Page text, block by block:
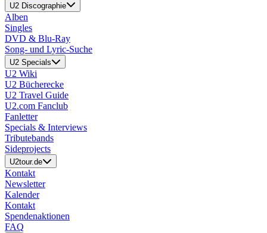
U2 Discographie
Alben
Singles
DVD & Blu-Ray
Song- und Lyric-Suche
U2 Specials
U2 Wiki
U2 Bücherecke
U2 Travel Guide
U2.com Fanclub
Fanletter
Specials & Interviews
Tributebands
Sideprojects
U2tour.de
Kontakt
Newsletter
Kalender
Kontakt
Spendenaktionen
FAQ